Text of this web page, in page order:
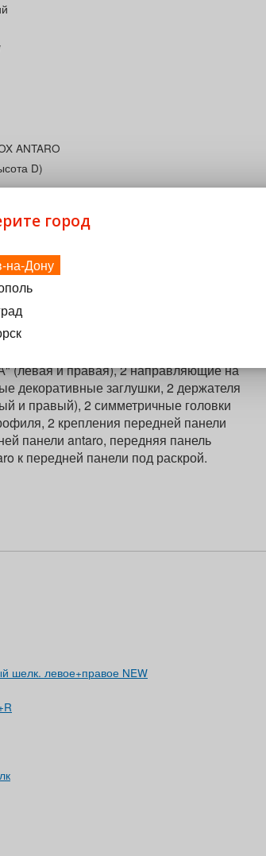
ANTARO
D)
системой амортизации BLUMOTION
(левая и правая), 2 направляющие на
декоративные заглушки, 2 держателя
и правый), 2 симметричные головки
2 крепления передней панели
панели antaro, передняя панель
к передней панели под раскрой.
шелк. левое+правое NEW
город
на-Дону